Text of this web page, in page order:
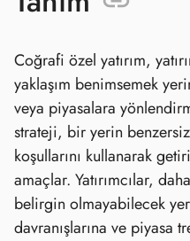
Coğrafi özel yatırım,
yaklaşım benimsemek
veya piyasalara
strateji, bir yerin
koşullarını kullanarak
amaçlar. Yatırımcılar,
belirgin olmayabilecek
davranışlarına ve piyasa